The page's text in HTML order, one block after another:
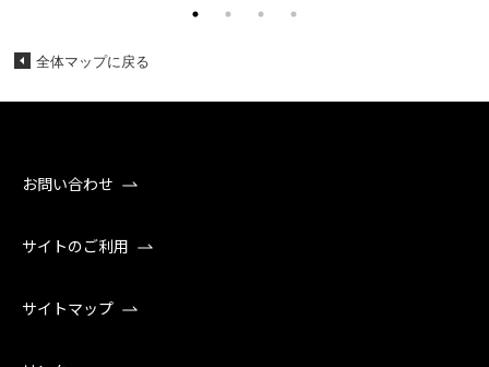
全体マップに戻る
お問い合わせ
サイトのご利用
サイトマップ